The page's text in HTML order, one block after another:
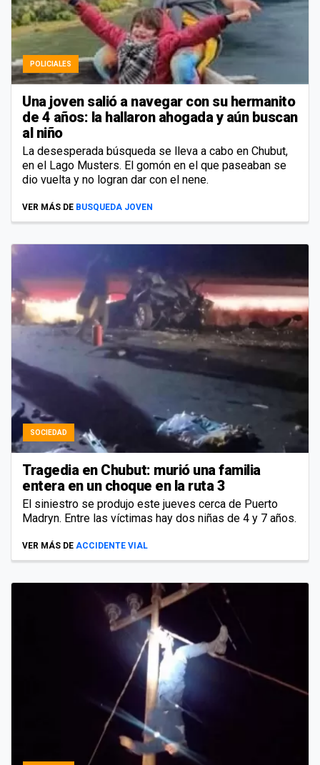
POLICIALES
Una joven salió a navegar con su hermanito
de 4 años: la hallaron ahogada y aún buscan
al niño
La desesperada búsqueda se lleva a cabo en Chubut,
en el Lago Musters. El gomón en el que paseaban se
dio vuelta y no logran dar con el nene.
VER MÁS DE BUSQUEDA JOVEN
SOCIEDAD
Tragedia en Chubut: murió una familia
entera en un choque en la ruta 3
El siniestro se produjo este jueves cerca de Puerto
Madryn. Entre las víctimas hay dos niñas de 4 y 7 años.
VER MÁS DE ACCIDENTE VIAL